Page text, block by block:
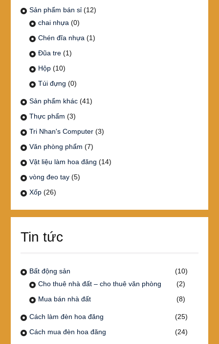
Sản phẩm bán sỉ (12)
chai nhựa (0)
Chén đĩa nhựa (1)
Đũa tre (1)
Hộp (10)
Túi đựng (0)
Sản phẩm khác (41)
Thực phẩm (3)
Tri Nhan's Computer (3)
Văn phòng phẩm (7)
Vật liệu làm hoa đăng (14)
vòng đeo tay (5)
Xốp (26)
Tin tức
Bất động sản
(10)
Cho thuê nhà đất – cho thuê văn phòng
(2)
Mua bán nhà đất
(8)
Cách làm đèn hoa đăng
(25)
Cách mua đèn hoa đăng
(24)